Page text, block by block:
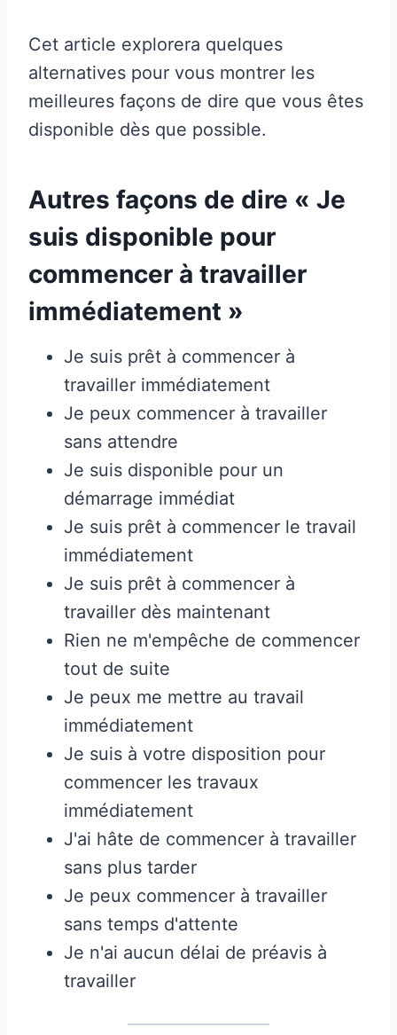
Cet article explorera quelques
alternatives pour vous montrer les
meilleures façons de dire que vous êtes
disponible dès que possible.
Autres façons de dire « Je
suis disponible pour
commencer à travailler
immédiatement »
Je suis prêt à commencer à
travailler immédiatement
Je peux commencer à travailler
sans attendre
Je suis disponible pour un
démarrage immédiat
Je suis prêt à commencer le travail
immédiatement
Je suis prêt à commencer à
travailler dès maintenant
Rien ne m'empêche de commencer
tout de suite
Je peux me mettre au travail
immédiatement
Je suis à votre disposition pour
commencer les travaux
immédiatement
J'ai hâte de commencer à travailler
sans plus tarder
Je peux commencer à travailler
sans temps d'attente
Je n'ai aucun délai de préavis à
travailler